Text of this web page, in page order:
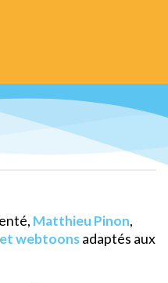
Matthieu Pinon,
et webtoonsadaptés aux